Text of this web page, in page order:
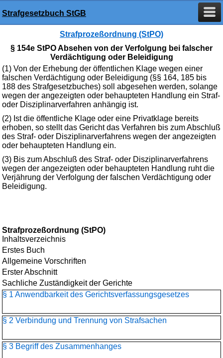
Strafgesetzbuch StGB
Strafprozeßordnung (StPO)
§ 154e StPO Absehen von der Verfolgung bei falscher
Verdächtigung oder Beleidigung
(1) Von der Erhebung der öffentlichen Klage wegen einer
falschen Verdächtigung oder Beleidigung (§§ 164, 185 bis
188 des Strafgesetzbuches) soll abgesehen werden, solange
wegen der angezeigten oder behaupteten Handlung ein Straf-
oder Disziplinarverfahren anhängig ist.
(2) Ist die öffentliche Klage oder eine Privatklage bereits
erhoben, so stellt das Gericht das Verfahren bis zum Abschluß
des Straf- oder Disziplinarverfahrens wegen der angezeigten
oder behaupteten Handlung ein.
(3) Bis zum Abschluß des Straf- oder Disziplinarverfahrens
wegen der angezeigten oder behaupteten Handlung ruht die
Verjährung der Verfolgung der falschen Verdächtigung oder
Beleidigung.
Strafprozeßordnung (StPO)
Inhaltsverzeichnis
Erstes Buch
Allgemeine Vorschriften
Erster Abschnitt
Sachliche Zuständigkeit der Gerichte
§ 1 Anwendbarkeit des Gerichtsverfassungsgesetzes
§ 2 Verbindung und Trennung von Strafsachen
§ 3 Begriff des Zusammenhanges